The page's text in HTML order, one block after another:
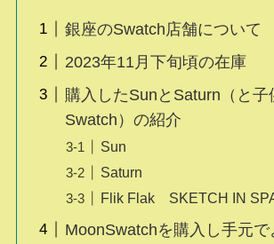
銀座のSwatch店舗について
2023年11月下旬頃の在庫
購入したSunとSaturn（と子
Swatch）の紹介
Sun
Saturn
Flik Flak SKETCH IN
MoonSwatchを購入し手元